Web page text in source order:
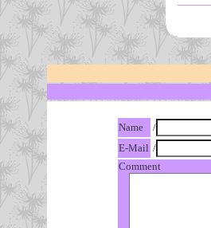
Name
/
E-Mail /
Comment